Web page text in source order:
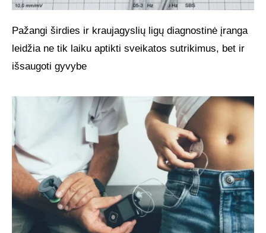
Pažangi širdies ir kraujagyslių ligų diagnostinė įranga
leidžia ne tik laiku aptikti sveikatos sutrikimus, bet ir
išsaugoti gyvybe